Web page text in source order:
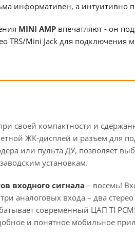
информативен, а интуитивно
MINI AMP впечатляют - он
TRS/Mini Jack для подключения
своей компактности и
ЖК-дисплей и разъем для
или пульта ДУ, позволяет
установкам.
входного сигнала – восемь!
аналоговых входа – два
современный ЦАП TI
и понятное мобильное